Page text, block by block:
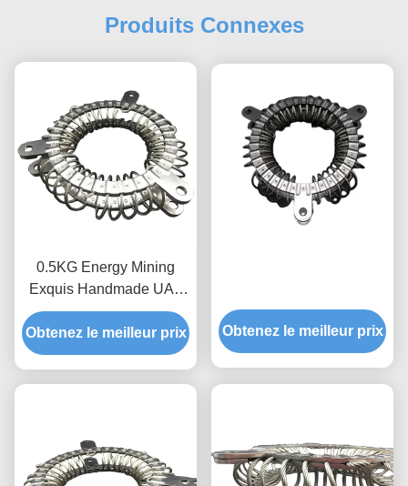
Produits Connexes
0.5KG Energy Mining
Exquis Handmade UAV
Camera Gimbal Vibration
Shock Absorption Gry-
10a Isolateur de vibration
Obtenez le meilleur prix Obtenez le meilleur prix